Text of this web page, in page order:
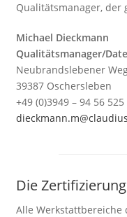
Qualitätsmanager, der
Michael Dieckmann
Qualitätsmanager/
Neubrandslebener
39387 Oschersleben
+49 (0)3949 – 94 56 525
Die
Alle Werkstattbereiche